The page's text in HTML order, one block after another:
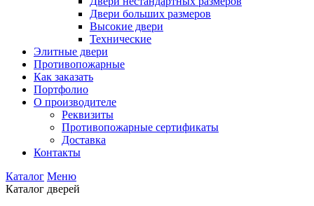
Двери больших размеров
Высокие двери
Технические
Элитные двери
Противопожарные
Как заказать
Портфолио
О производителе
Реквизиты
Противопожарные сертификаты
Доставка
Контакты
Каталог Меню
Каталог дверей